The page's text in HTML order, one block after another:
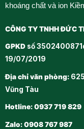
khoáng chất và ion
CÔNG TY TNHH ĐỨC
GPKDsố
19/07/2019
Địa chỉ văn phòng:625
Vũng Tàu
Hotline: 0937 719 829
Zalo: 0908 767 987